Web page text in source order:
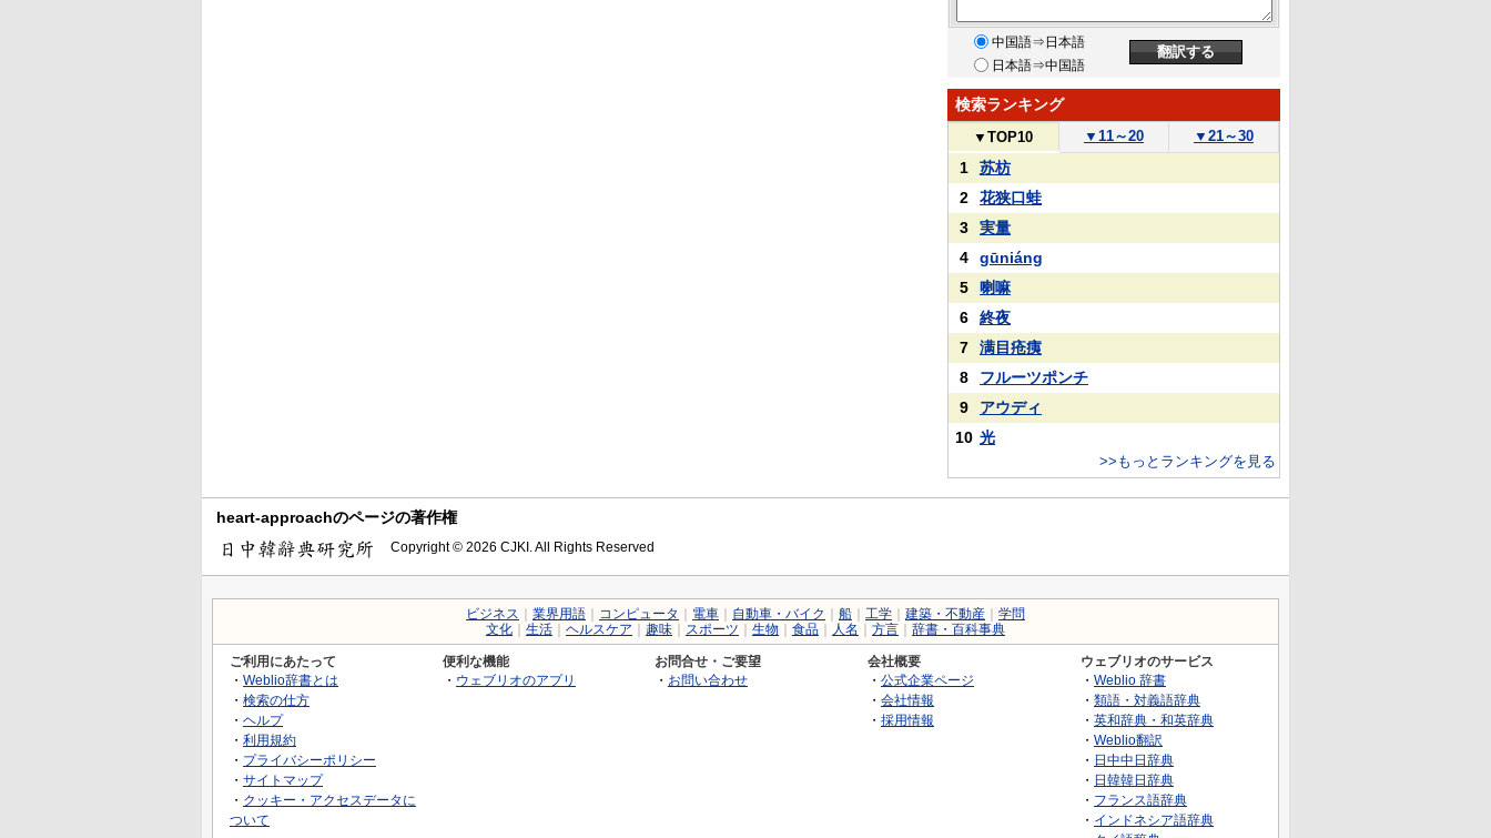
中国語⇒日本語
日本語⇒中国語
検索ランキング
▼ TOP10 ▼ 11～20 ▼ 21～30
1
苏枋
2
花狭口蛙
3
実量
4
gūniáng
5
喇嘛
6
終夜
7
满目疮痍
8
フルーツポンチ
9
アウディ
10 光
>>もっとランキングを見る
heart-approachのページの著作権
Copyright © 2026 CJKI. All Rights Reserved
ビジネス 業界用語 コンピュータ 電車 自動車・バイク 船 工学 建築・不動産
学問
文化
生活 ヘルスケア 趣味 スポーツ 生物 食品 人名 方言 辞書・百科事典
ご利用にあたって
・ Weblio辞書とは
・ 検索の仕方
・ ヘルプ
・ 利用規約
・ プライバシーポリシー
・ サイトマップ
・ クッキー・アクセスデータに
ついて
便利な機能
・ ウェブリオのアプリ
お問合せ・ご要望
・ お問い合わせ
会社概要
・ 公式企業ページ
・ 会社情報
・ 採用情報
ウェブリオのサービス
・ Weblio 辞書
・ 類語・対義語辞典
・ 英和辞典・和英辞典
・ Weblio翻訳
・ 日中中日辞典
・ 日韓韓日辞典
・ フランス語辞典
・ インドネシア語辞典